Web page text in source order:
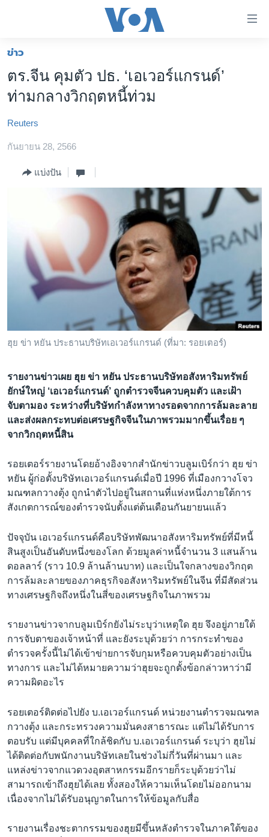
ต่อ
ไป
เนื้อหา
ข้าม
ไป
ค้นหา
โลก
เอเชีย
สหรัฐฯ
ไทย
ธุรกิจ
สังคมและสุขภาพ
ไลฟ์สไตล์
ตรวจสอบข่าว
เรียนรู้ภาษาอังกฤษ
พอดคาสต์
ติดตามเรา
เลือกภาษา
ข่าว
ตร.จีน คุมตัว ปธ. ‘เอเวอร์แกรนด์’
ท่ามกลางวิกฤตหนี้ท่วม
Reuters
กันยายน 28, 2566
แบ่งปัน
ฮุย ข่า หยัน ประธานบริษัทเอเวอร์แกรนด์ (ที่มา: รอยเตอร์)
รายงานข่าวเผย ฮุย ข่า หยัน ประธานบริษัทอสังหาริมทรัพย์
ยักษ์ใหญ่ ‘เอเวอร์แกรนด์’ ถูกตำรวจจีนควบคุมตัว และเฝ้า
จับตามอง ระหว่างที่บริษัทกำลังหาทางรอดจากการล้มละลาย
และส่งผลกระทบต่อเศรษฐกิจจีนในภาพรวมมากขึ้นเรื่อย ๆ
จากวิกฤตหนี้สิน
รอยเตอร์รายงานโดยอ้างอิงจากสำนักข่าวบลูมเบิร์กว่า ฮุย ข่า
หยัน ผู้ก่อตั้งบริษัทเอเวอร์แกรนด์เมื่อปี 1996 ที่เมืองกวางโจว
มณฑลกวางตุ้ง ถูกนำตัวไปอยู่ในสถานที่แห่งหนึ่งภายใต้การ
สังเกตการณ์ของตำรวจนับตั้งแต่ต้นเดือนกันยายนแล้ว
ปัจจุบัน เอเวอร์แกรนด์คือบริษัทพัฒนาอสังหาริมทรัพย์ที่มีหนี้
สินสูงเป็นอันดับหนึ่งของโลก ด้วยมูลค่าหนี้จำนวน 3 แสนล้าน
ดอลลาร์ (ราว 10.9 ล้านล้านบาท) และเป็นใจกลางของวิกฤต
การล้มละลายของภาคธุรกิจอสังหาริมทรัพย์ในจีน ที่มีสัดส่วน
ทางเศรษฐกิจถึงหนึ่งในสี่ของเศรษฐกิจในภาพรวม
รายงานข่าวจากบลูมเบิร์กยังไม่ระบุว่าเหตุใด ฮุย จึงอยู่ภายใต้
การจับตาของเจ้าหน้าที่ และยังระบุด้วยว่า การกระทำของ
ตำรวจครั้งนี้ไม่ได้เข้าข่ายการจับกุมหรือควบคุมตัวอย่างเป็น
ทางการ และไม่ได้หมายความว่าฮุยจะถูกตั้งข้อกล่าวหาว่ามี
ความผิดอะไร
รอยเตอร์ติดต่อไปยัง บ.เอเวอร์แกรนด์ หน่วยงานตำรวจมณฑล
กวางตุ้ง และกระทรวงความมั่นคงสาธารณะ แต่ไม่ได้รับการ
ตอบรับ แต่มีบุคคลที่ใกล้ชิดกับ บ.เอเวอร์แกรนด์ ระบุว่า ฮุยไม่
ได้ติดต่อกับพนักงานบริษัทเลยในช่วงไม่กี่วันที่ผ่านมา และ
แหล่งข่าวจากแวดวงอุตสาหกรรมอีกรายก็ระบุด้วยว่าไม่
สามารถเข้าถึงฮุยได้เลย ทั้งสองให้ความเห็นโดยไม่ออกนาม
เนื่องจากไม่ได้รับอนุญาตในการให้ข้อมูลกับสื่อ
รายงานเรื่องชะตากรรมของฮุยมีขึ้นหลังตำรวจในภาคใต้ของ